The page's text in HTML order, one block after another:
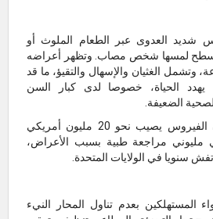
شديد العدوى عبر الطعام الملوث أو
أسطح لمسها شخص مصاب. وتظهر أعراضه
12 إلى 48 ساعة، وتشمل الغثيان والإسهال والتقيؤ، ما قد
الحياة، خصوصا لدى كبار السن
الضعيفة.
وتشير التقديرات إلى أن الفيروس يصيب نحو 20 مليون أمريكي
مليوني مراجعة طبية بسبب الأعراض،
المستهلكين بعدم تناول المحار النيء